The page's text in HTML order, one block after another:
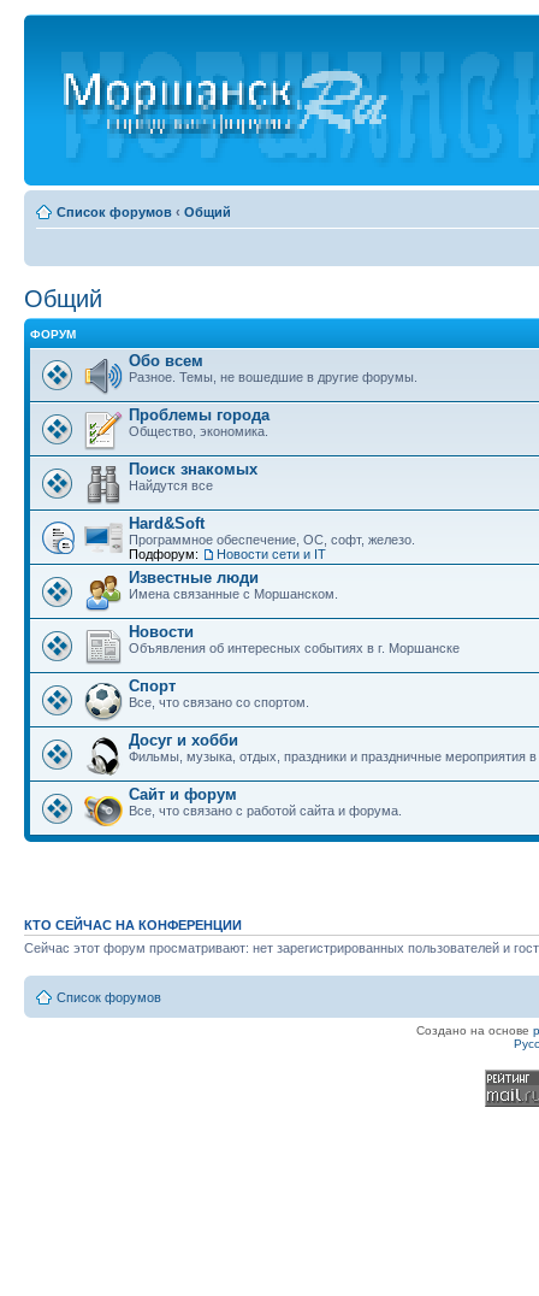
Список форумов ‹ Общий
Общий
ФОРУМ
Обо всем
Разное. Темы, не вошедшие в другие форумы.
Проблемы города
Общество, экономика.
Поиск знакомых
Найдутся все
Hard&Soft
Программное обеспечение, ОС, софт, железо.
Подфорум:
Новости сети и IT
Известные люди
Имена связанные с Моршанском.
Новости
Объявления об интересных событиях в г. Моршанске
Спорт
Все, что связано со спортом.
Досуг и хобби
Фильмы, музыка, отдых, праздники и праздничные мероприятия
Сайт и форум
Все, что связано с работой сайта и форума.
КТО СЕЙЧАС НА КОНФЕРЕНЦИИ
Сейчас этот форум просматривают: нет зарегистрированных пользователей и
Список форумов
Создано на основе